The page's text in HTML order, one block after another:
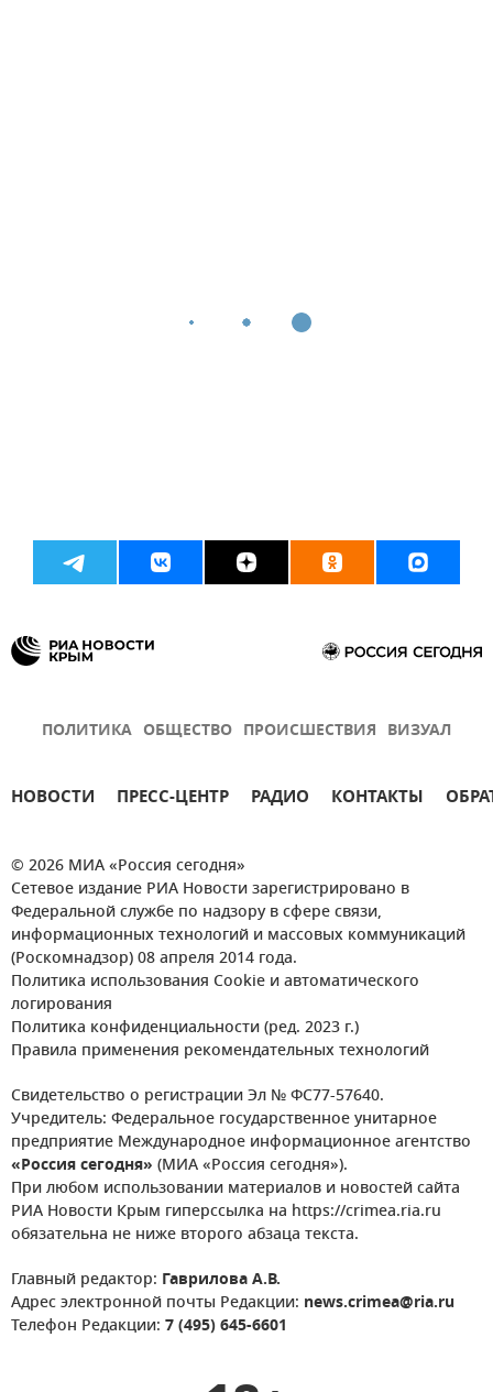
ПОЛИТИКА ОБЩЕСТВО ПРОИСШЕСТВИЯ ВИЗУАЛ
НОВОСТИ ПРЕСС-ЦЕНТР РАДИО КОНТАКТЫ
© 2026 МИА «Россия сегодня»
Сетевое издание РИА Новости зарегистрировано в
Федеральной службе по надзору в сфере связи,
информационных технологий и массовых коммуникаций
(Роскомнадзор) 08 апреля 2014 года.
Политика использования Cookie и автоматического
логирования
Политика конфиденциальности (ред. 2023 г.)
Правила применения рекомендательных технологий
Свидетельство о регистрации Эл № ФС77-57640.
Учредитель: Федеральное государственное унитарное
предприятие Международное информационное агентство
«Россия сегодня» (МИА «Россия сегодня»).
При любом использовании материалов и новостей сайта
РИА Новости Крым гиперссылка на https://crimea.ria.ru
обязательна не ниже второго абзаца текста.
Главный редактор: Гаврилова А.В.
Адрес электронной почты Редакции: news.crimea@ria.ru
Телефон Редакции: 7 (495) 645-6601